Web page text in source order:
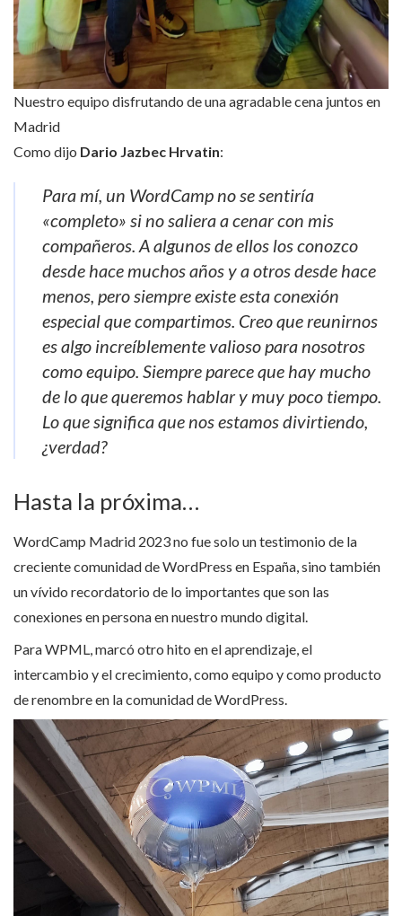
Nuestro equipo disfrutando de una agradable cena juntos en
Madrid
Como dijo Dario Jazbec Hrvatin:
Para mí, un WordCamp no se sentiría
«completo» si no saliera a cenar con mis
compañeros. A algunos de ellos los conozco
desde hace muchos años y a otros desde hace
menos, pero siempre existe esta conexión
especial que compartimos. Creo que reunirnos
es algo increíblemente valioso para nosotros
como equipo. Siempre parece que hay mucho
de lo que queremos hablar y muy poco tiempo.
Lo que significa que nos estamos divirtiendo,
¿verdad?
Hasta la próxima…
WordCamp Madrid 2023 no fue solo un testimonio de la
creciente comunidad de WordPress en España, sino también
un vívido recordatorio de lo importantes que son las
conexiones en persona en nuestro mundo digital.
Para WPML, marcó otro hito en el aprendizaje, el
intercambio y el crecimiento, como equipo y como producto
de renombre en la comunidad de WordPress.